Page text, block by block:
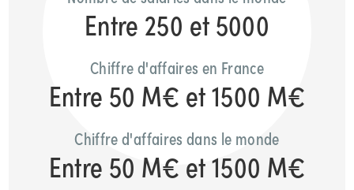
Entre 250 et 5000
Chiffre d'affaires en France
Entre 50 M€ et 1500 M€
Chiffre d'affaires dans le monde
Entre 50 M€ et 1500 M€